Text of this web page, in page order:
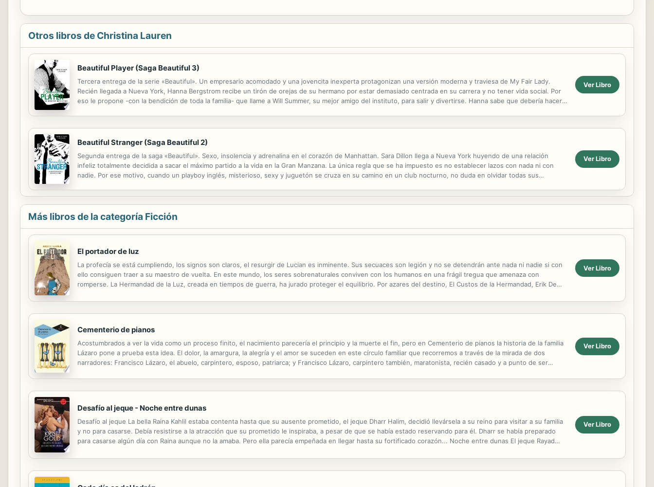
Otros libros de Christina Lauren
Beautiful Player (Saga Beautiful 3)
Tercera entrega de la serie «Beautiful». Un empresario acomodado y una jovencita inexperta protagonizan una versión moderna y traviesa de My Fair Lady.
Recién llegada a Nueva York, Hanna Bergstrom recibe un tirón de orejas de su hermano por estar demasiado centrada en su carrera y no tener vida social. Por
eso le propone -con la bendición de toda la familia- que llame a Will Summer, su mejor amigo del instituto, para salir y divertirse. Hanna sabe que debería hacer
Ver Libro
Beautiful Stranger (Saga Beautiful 2)
Segunda entrega de la saga «Beautiful». Sexo, insolencia y adrenalina en el corazón de Manhattan. Sara Dillon llega a Nueva York huyendo de una relación
infeliz totalmente decidida a sacar el máximo partido a la vida en la Gran Manzana. La única regla que se ha impuesto es no establecer lazos con nada ni con
nadie. Por ese motivo, cuando un playboy inglés, misterioso, sexy y juguetón se cruza en su camino en un club nocturno, no duda en olvidar todas sus
Ver Libro
Más libros de la categoría Ficción
El portador de luz
La profecía se está cumpliendo, los signos son claros, el resurgir de Lucian es inminente. Sus secuaces son legión y no se detendrán ante nada ni nadie si con
ello consiguen traer a su maestro de vuelta. En este mundo, los seres sobrenaturales conviven con los humanos en una frágil tregua que amenaza con
romperse. La Hermandad de la Luz, creada en tiempos de guerra, ha jurado proteger el equilibrio. Por azares del destino, El Custos de la Hermandad, Erik De
Ver Libro
Cementerio de pianos
Acostumbrados a ver la vida como un proceso finito, el nacimiento parecería el principio y la muerte el fin, pero en Cementerio de pianos la historia de la familia
Lázaro pone a prueba esta idea. El dolor, la amargura, la alegría y el amor se suceden en este círculo familiar que recorremos a través de la mirada de dos
narradores: Francisco Lázaro, el abuelo, carpintero, esposo, patriarca; y Francisco Lázaro, carpintero también, maratonista, recién casado y a punto de ser
Ver Libro
Desafío al jeque - Noche entre dunas
Desafío al jeque La bella Raina Kahlil estaba contenta hasta que su ausente prometido, el jeque Dharr Halim, decidió llevársela a su reino para visitar a su familia
y no para casarse. Debía resistirse a la atracción que su prometido le inspiraba, a pesar de que se había estado reservando para él. Dharr se había preparado
para casarse algún día con Raina aunque no la amaba. Pero ella parecía empeñada en llegar hasta su fortificado corazón... Noche entre dunas El jeque Rayad
Ver Libro